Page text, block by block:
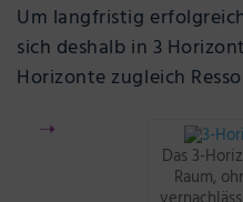
Um langfristig
sich deshalb in 3
Horizonte zugleich
Das 3-
Raum,